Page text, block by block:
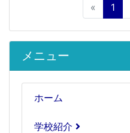
メニュー
ホーム
学校紹介
« 1